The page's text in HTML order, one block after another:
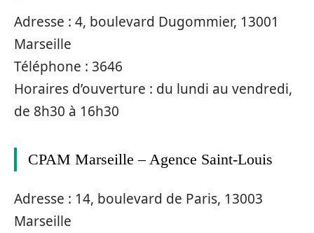
Adresse : 4, boulevard Dugommier, 13001
Marseille
Téléphone : 3646
Horaires d’ouverture : du lundi au vendredi,
de 8h30 à 16h30
CPAM Marseille – Agence Saint-Louis
Adresse : 14, boulevard de Paris, 13003
Marseille